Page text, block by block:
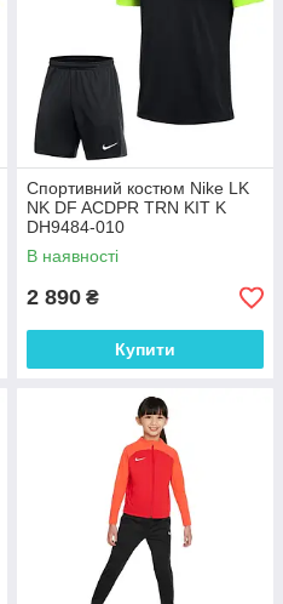
Спортивний костюм Nike LK
NK DF ACDPR TRN KIT K
DH9484-010
В наявності
2 890 ₴
Купити